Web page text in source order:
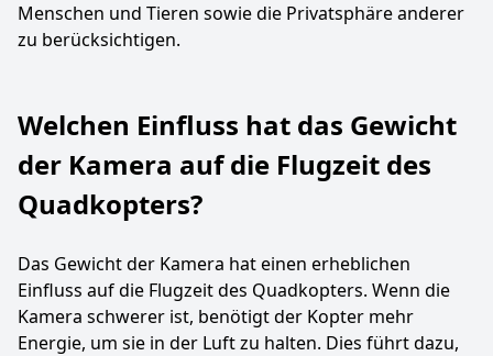
Menschen und Tieren sowie die Privatsphäre anderer
zu berücksichtigen.
Welchen Einfluss hat das Gewicht
der Kamera auf die Flugzeit des
Quadkopters?
Das Gewicht der Kamera hat einen erheblichen
Einfluss auf die Flugzeit des Quadkopters. Wenn die
Kamera schwerer ist, benötigt der Kopter mehr
Energie, um sie in der Luft zu halten. Dies führt dazu,